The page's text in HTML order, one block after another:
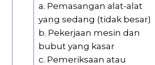
a. Pemasangan alat-alat
yang sedang (tidak besar)
b. Pekerjaan mesin dan
bubut yang kasar
c. Pemeriksaan atau